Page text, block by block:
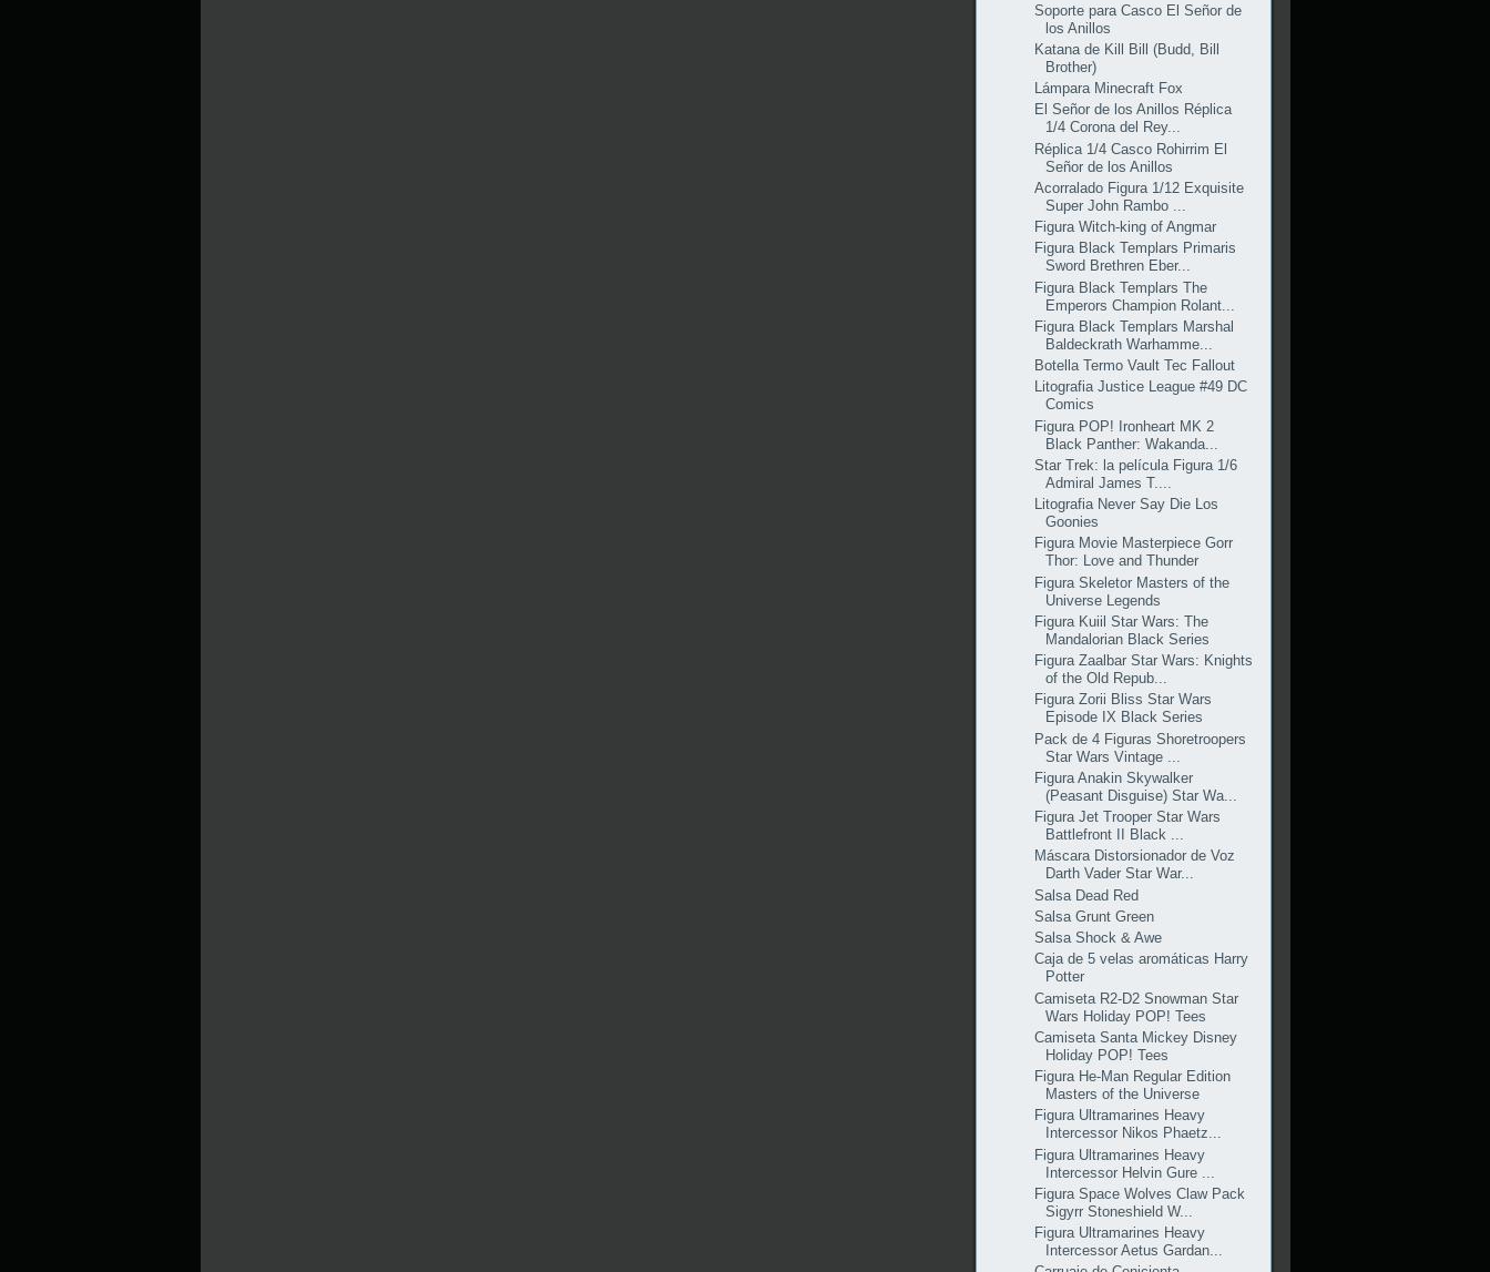
Soporte para Casco El Señor de
los Anillos
Katana de Kill Bill (Budd, Bill
Brother)
Lámpara Minecraft Fox
El Señor de los Anillos Réplica
1/4 Corona del Rey...
Réplica 1/4 Casco Rohirrim El
Señor de los Anillos
Acorralado Figura 1/12 Exquisite
Super John Rambo ...
Figura Witch-king of Angmar
Figura Black Templars Primaris
Sword Brethren Eber...
Figura Black Templars The
Emperors Champion Rolant...
Figura Black Templars Marshal
Baldeckrath Warhamme...
Botella Termo Vault Tec Fallout
Litografia Justice League #49 DC
Comics
Figura POP! Ironheart MK 2
Black Panther: Wakanda...
Star Trek: la película Figura 1/6
Admiral James T....
Litografia Never Say Die Los
Goonies
Figura Movie Masterpiece Gorr
Thor: Love and Thunder
Figura Skeletor Masters of the
Universe Legends
Figura Kuiil Star Wars: The
Mandalorian Black Series
Figura Zaalbar Star Wars: Knights
of the Old Repub...
Figura Zorii Bliss Star Wars
Episode IX Black Series
Pack de 4 Figuras Shoretroopers
Star Wars Vintage ...
Figura Anakin Skywalker
(Peasant Disguise) Star Wa...
Figura Jet Trooper Star Wars
Battlefront II Black ...
Máscara Distorsionador de Voz
Darth Vader Star War...
Salsa Dead Red
Salsa Grunt Green
Salsa Shock & Awe
Caja de 5 velas aromáticas Harry
Potter
Camiseta R2-D2 Snowman Star
Wars Holiday POP! Tees
Camiseta Santa Mickey Disney
Holiday POP! Tees
Figura He-Man Regular Edition
Masters of the Universe
Figura Ultramarines Heavy
Intercessor Nikos Phaetz...
Figura Ultramarines Heavy
Intercessor Helvin Gure ...
Figura Space Wolves Claw Pack
Sigyrr Stoneshield W...
Figura Ultramarines Heavy
Intercessor Aetus Gardan...